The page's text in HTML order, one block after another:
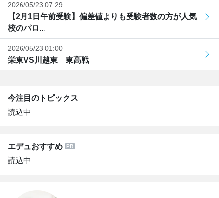
2026/05/23 07:29
【2月1日午前受験】偏差値よりも受験者数の方が人気
校のパロ...
2026/05/23 01:00
栄東VS川越東 東高戦
今注目のトピックス
読込中
エデュおすすめ
読込中